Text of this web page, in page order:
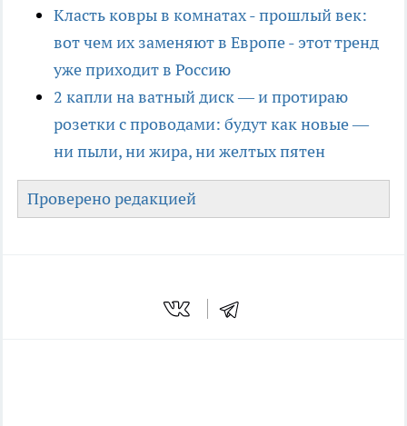
Класть ковры в комнатах - прошлый век:
вот чем их заменяют в Европе - этот тренд
уже приходит в Россию
2 капли на ватный диск — и протираю
розетки с проводами: будут как новые —
ни пыли, ни жира, ни желтых пятен
Проверено редакцией